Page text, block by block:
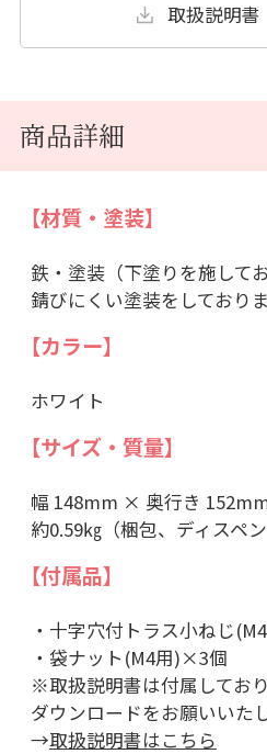
取扱説明書
商品詳細
【材質・塗装】
鉄・塗装（下塗りを施して
錆びにくい塗装をしておりま
【カラー】
ホワイト
【サイズ・質量】
幅 148mm × 奥行き
約0.59㎏（梱包、ディスペン
【付属品】
・十字穴付トラス小ねじ
・袋ナット(M4用)×3個
※取扱説明書は付属してお
ダウンロードをお願いいたし
→取扱説明書はこちら